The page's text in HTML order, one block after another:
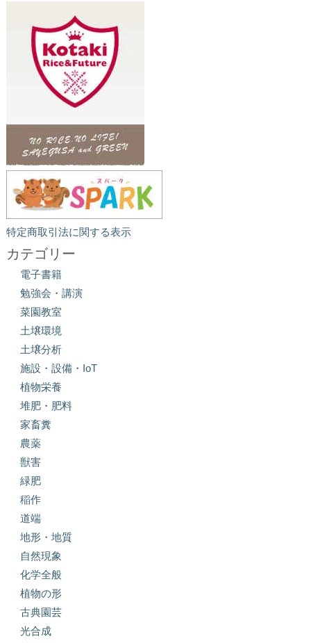
特定商取引法に関する表示
カテゴリー
電子書籍
勉強会・講演
菜園教室
土壌環境
土壌分析
施設・設備・IoT
植物栄養
堆肥・肥料
家畜糞
農薬
獣害
緑肥
稲作
道端
地形・地質
自然現象
化学全般
植物の形
古典園芸
光合成